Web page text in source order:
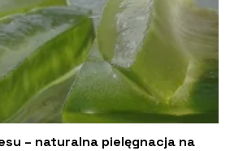
– naturalna pielęgnacja na